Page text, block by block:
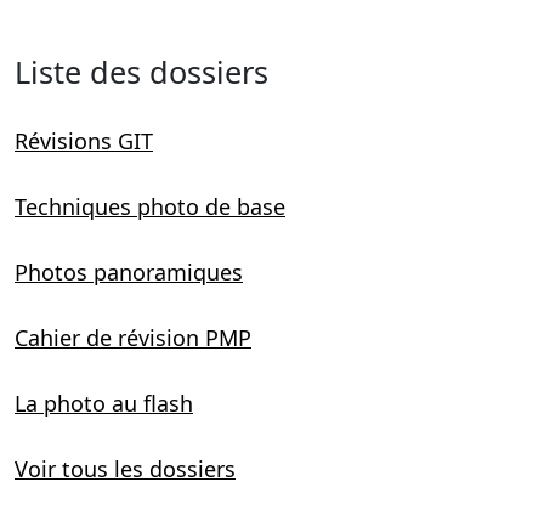
Liste des dossiers
Révisions GIT
Techniques photo de base
Photos panoramiques
Cahier de révision PMP
La photo au flash
Voir tous les dossiers